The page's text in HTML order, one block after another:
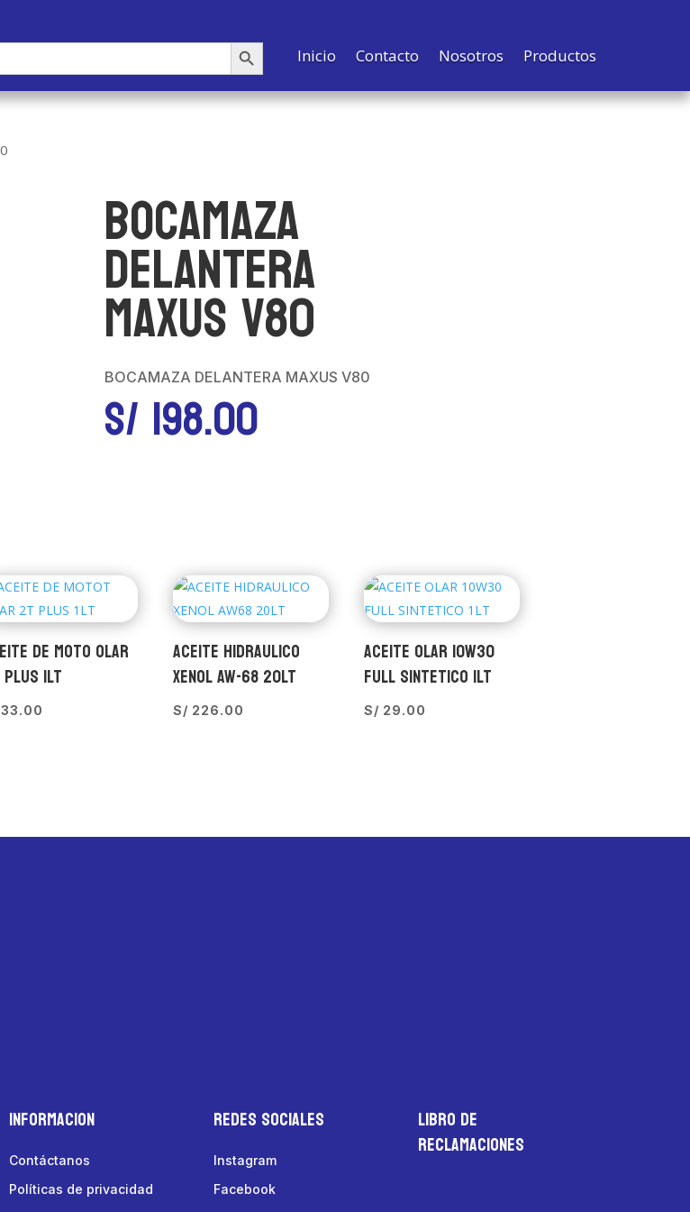
Botón de búsqueda
Inicio Contacto Nosotros Productos
BOCAMAZA
DELANTERA
MAXUS V80
BOCAMAZA DELANTERA MAXUS V80
S/198.00
DE MOTO OLAR
1LT
33.00
ACEITE HIDRAULICO
XENOL AW-68 20LT
S/ 226.00
ACEITE OLAR 10W30
FULL SINTETICO 1LT
S/ 29.00
Informacion
Contáctanos
Políticas de privacidad
Redes Sociales
Instagram
Facebook
LIBRO DE
RECLAMACIONES